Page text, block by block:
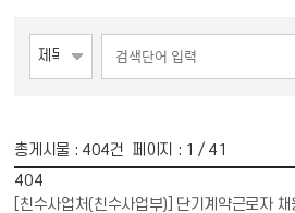
총게시물 : 404건 페이지 : 1 / 41
404
[친수사업처(친수사업부)] 단기계약근로자